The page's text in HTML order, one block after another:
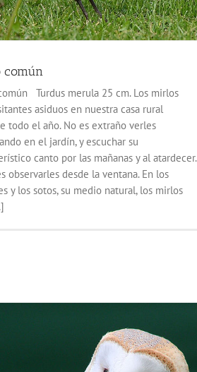
común
Turdus merula 25 cm. Los mirlos
asiduos en nuestra casa rural
todo el año. No es extraño verles
en el jardín, y escuchar su
canto por las mañanas y al atardecer.
observarles desde la ventana. En los
y los sotos, su medio natural, los mirlos